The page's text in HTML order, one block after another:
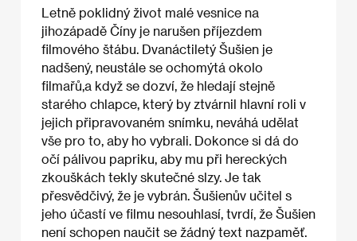
Letně poklidný život malé vesnice na
jihozápadě Číny je narušen příjezdem
filmového štábu. Dvanáctiletý Šušien je
nadšený, neustále se ochomýtá okolo
filmařů,a když se dozví, že hledají stejně
starého chlapce, který by ztvárnil hlavní roli v
jejich připravovaném snímku, neváhá udělat
vše pro to, aby ho vybrali. Dokonce si dá do
očí pálivou papriku, aby mu při hereckých
zkouškách tekly skutečné slzy. Je tak
přesvědčivý, že je vybrán. Šušienův učitel s
jeho účastí ve filmu nesouhlasí, tvrdí, že Šušien
není schopen naučit se žádný text nazpaměť.